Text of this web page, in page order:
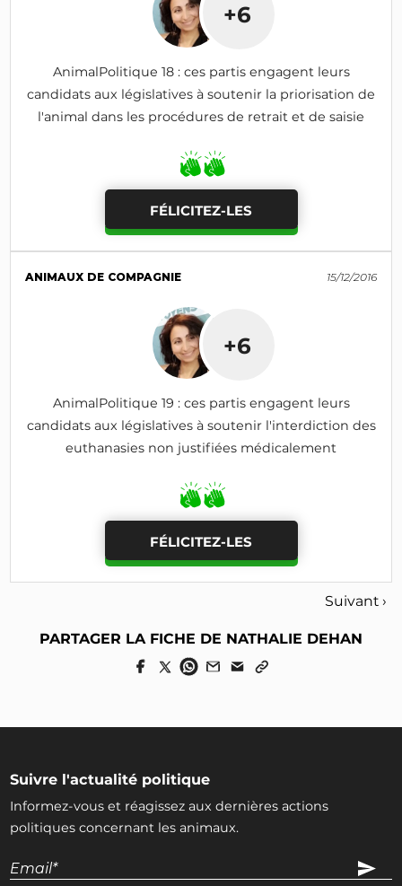
+6
AnimalPolitique 18 : ces partis engagent leurs
candidats aux législatives à soutenir la priorisation de
l'animal dans les procédures de retrait et de saisie
FÉLICITEZ-LES
ANIMAUX DE COMPAGNIE 15/12/2016
+6
AnimalPolitique 19 : ces partis engagent leurs
candidats aux législatives à soutenir l'interdiction des
euthanasies non justifiées médicalement
FÉLICITEZ-LES
Suivant ›
PARTAGER LA FICHE DE NATHALIE DEHAN
Suivre l'actualité politique
Informez-vous et réagissez aux dernières actions
politiques concernant les animaux.